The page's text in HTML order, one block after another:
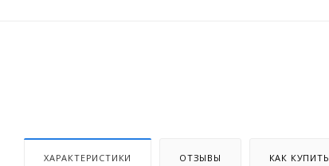
ХАРАКТЕРИСТИКИ ОТЗЫВЫ КАК КУПИТЬ